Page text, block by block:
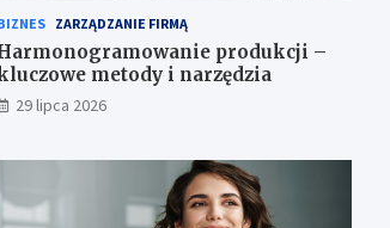
ZARZĄDZANIE FIRMĄ
produkcji –
metody i narzędzia
29 lipca 2026